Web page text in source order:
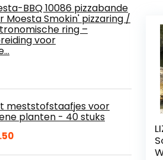
BBQ 10086 pizzabande
Moesta Smokin' pizzaring /
ring –
voor
meststofstaafjes voor
planten - 40 stuks